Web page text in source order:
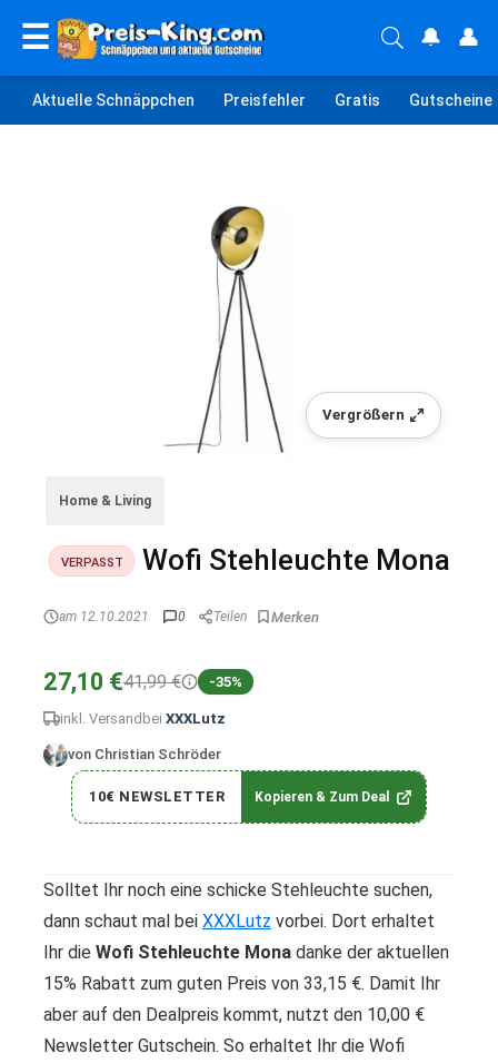
☰ 🔔 👤
Aktuelle Schnäppchen Preisfehler Gratis Gutscheine
Vergrößern
Home & Living
VERPASST Wofi Stehleuchte Mona
am 12.10.2021 0 Teilen
27,10 €41,99 € -35%
inkl. Versand bei XXXLutz
von Christian Schröder
10€ NEWSLETTER Kopieren & Zum Deal
Solltet Ihr noch eine schicke Stehleuchte suchen,
dann schaut mal bei XXXLutz vorbei. Dort erhaltet
Ihr die Wofi Stehleuchte Mona danke der aktuellen
15% Rabatt zum guten Preis von 33,15 €. Damit Ihr
aber auf den Dealpreis kommt, nutzt den 10,00 €
Newsletter Gutschein. So erhaltet Ihr die Wofi